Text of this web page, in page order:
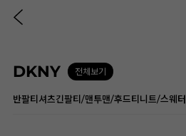
DKNY 전체보기
반팔티셔츠긴팔티/맨투맨/후드티 니트/스웨터